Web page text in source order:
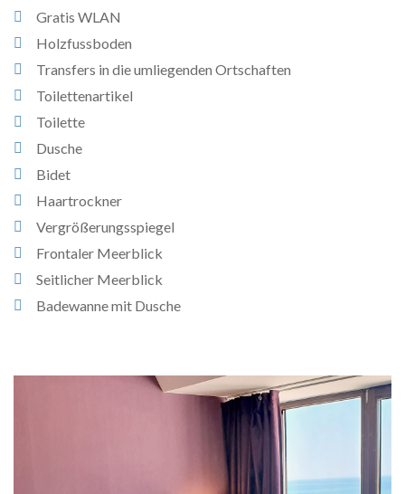
Gratis WLAN
Holzfussboden
Transfers in die umliegenden Ortschaften
Toilettenartikel
Toilette
Dusche
Bidet
Haartrockner
Vergrößerungsspiegel
Frontaler Meerblick
Seitlicher Meerblick
Badewanne mit Dusche